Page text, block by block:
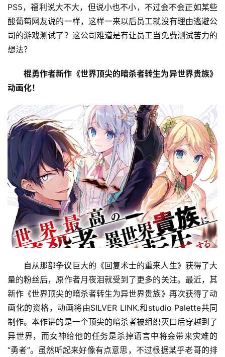
PS5，福利说大不大，但说小也不小，不过会不会正如某些
酸葡萄网友说的一样，这样一来以后员工就没有理由逃避公
司的游戏测试了？这公司难道是有让员工当免费测试苦力的
想法？
棍勇作者新作《世界顶尖的暗杀者转生为异世界贵族》
动画化！
自从那部争议巨大的《回复术士的重来人生》获得了大
量的粉丝后，原作者月夜泪就受到了更多的关注。最近，其
新作《世界顶尖的暗杀者转生为异世界贵族》再次获得了动
画化的资格，动画将由SILVER LINK.和studio Palette共同
制作。本作讲的是一个顶尖的暗杀者被组织灭口后穿越到了
异世界，而女神给他的任务是杀掉语言中将会带来灾难的
“勇者”。虽然听起来好像有点意思，不过根据某乎老哥的排